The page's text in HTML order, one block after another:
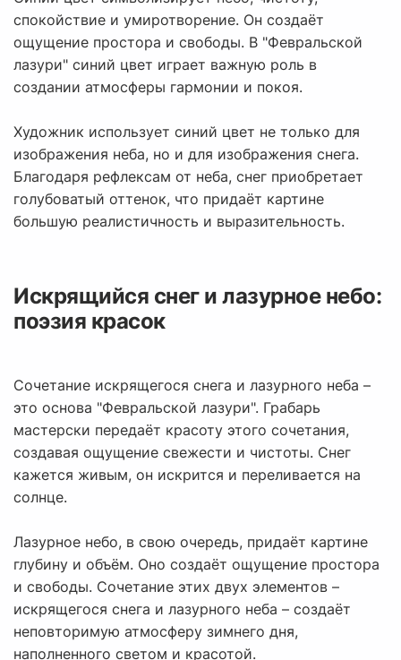
спокойствие и умиротворение. Он создаёт
ощущение простора и свободы. В "Февральской
лазури" синий цвет играет важную роль в
создании атмосферы гармонии и покоя.
Художник использует синий цвет не только для
изображения неба, но и для изображения снега.
Благодаря рефлексам от неба, снег приобретает
голубоватый оттенок, что придаёт картине
большую реалистичность и выразительность.
Искрящийся снег и лазурное небо:
поэзия красок
Сочетание искрящегося снега и лазурного неба –
это основа "Февральской лазури". Грабарь
мастерски передаёт красоту этого сочетания,
создавая ощущение свежести и чистоты. Снег
кажется живым, он искрится и переливается на
солнце.
Лазурное небо, в свою очередь, придаёт картине
глубину и объём. Оно создаёт ощущение простора
и свободы. Сочетание этих двух элементов –
искрящегося снега и лазурного неба – создаёт
неповторимую атмосферу зимнего дня,
наполненного светом и красотой.